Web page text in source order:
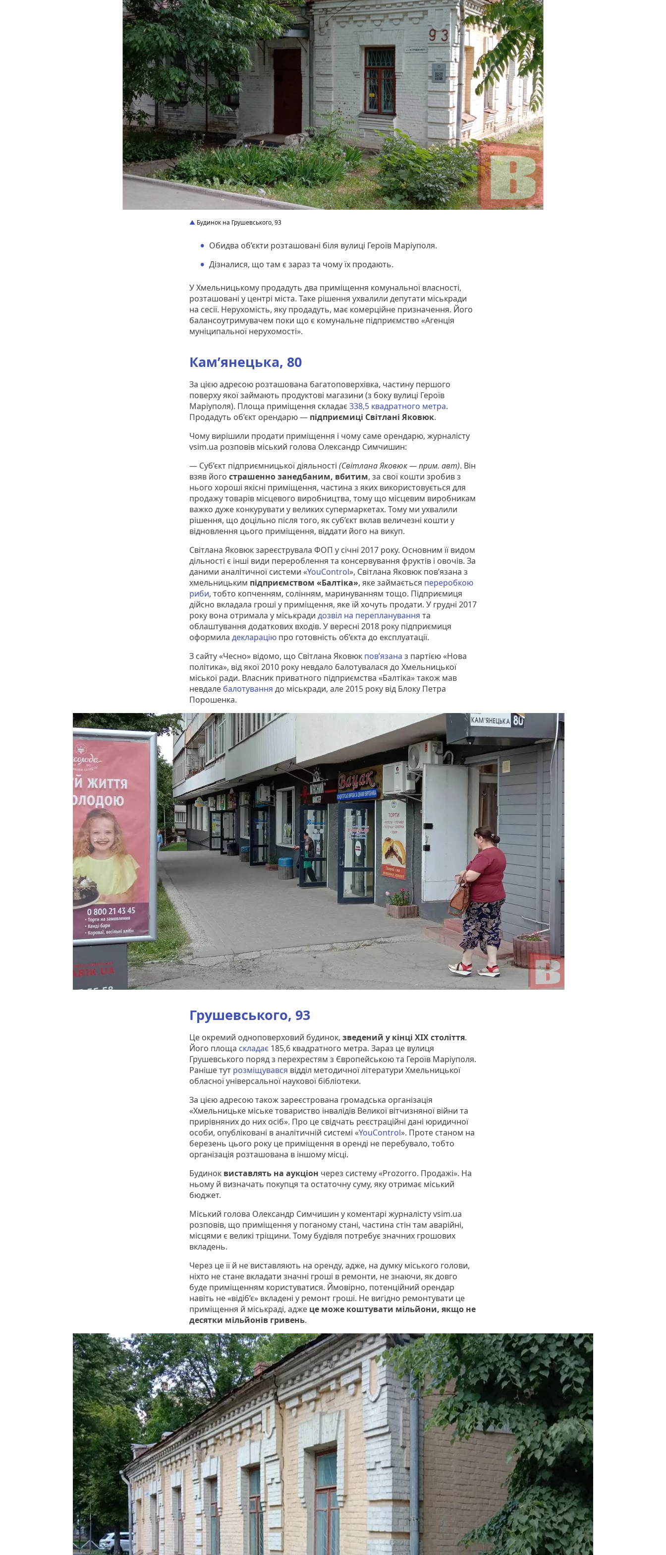
Будинок на Грушевського, 93
Обидва об’єкти розташовані біля вулиці Героїв Маріуполя.
Дізналися, що там є зараз та чому їх продають.
У Хмельницькому продадуть два приміщення комунальної власності,
розташовані у центрі міста. Таке рішення ухвалили депутати міськради
на сесії. Нерухомість, яку продадуть, має комерційне призначення. Його
балансоутримувачем поки що є комунальне підприємство «Агенція
муніципальної нерухомості».
Кам’янецька, 80
За цією адресою розташована багатоповерхівка, частину першого
поверху якої займають продуктові магазини (з боку вулиці Героїв
Маріуполя). Площа приміщення складає338,5 квадратного метра.
Продадуть об’єкт орендарю — підприємиці Світлані Яковюк.
Чому вирішили продати приміщення і чому саме орендарю, журналісту
vsim.ua розповів міський голова Олександр Симчишин:
— Суб’єкт підприємницької діяльності (Світлана Яковюк — прим. авт). Він
взяв його страшенно занедбаним, вбитим, за свої кошти зробив з
нього хороші якісні приміщення, частина з яких використовується для
продажу товарів місцевого виробництва, тому що місцевим виробникам
важко дуже конкурувати у великих супермаркетах. Тому ми ухвалили
рішення, що доцільно після того, як суб’єкт вклав величезні кошти у
відновлення цього приміщення, віддати його на викуп.
Світлана Яковюк зареєструвала ФОП у січні 2017 року. Основним її видом
дільності є інші види перероблення та консервування фруктів і овочів. За
даними аналітичної системи «YouControl», Світлана Яковюк пов’язана з
хмельницьким підприємством «Балтіка», яке займається переробкою
риби, тобто копченням, солінням, маринуванням тощо. Підприємиця
дійсно вкладала гроші у приміщення, яке їй хочуть продати. У грудні 2017
року вона отримала у міськради дозвіл на перепланування та
облаштування додаткових входів. У вересні 2018 року підприємиця
оформила декларацію про готовність об’єкта до експлуатації.
З сайту «Чесно» відомо, що Світлана Яковюк пов’язана з партією «Нова
політика», від якої 2010 року невдало балотувалася до Хмельницької
міської ради. Власник приватного підприємства «Балтіка» також мав
невдале балотування до міськради, але 2015 року від Блоку Петра
Порошенка.
Грушевського, 93
Це окремий одноповерховий будинок, зведений у кінці XIX століття.
Його площа складає 185,6 квадратного метра. Зараз це вулиця
Грушевського поряд з перехрестям з Європейською та Героїв Маріуполя.
Раніше тут розміщувався відділ методичної літератури Хмельницької
обласної універсальної наукової бібліотеки.
За цією адресою також зареєстрована громадська організація
«Хмельницьке міське товариство інвалідів Великої вітчизняної війни та
прирівняних до них осіб». Про це свідчать реєстраційні дані юридичної
особи, опубліковані в аналітичній системі «YouControl». Проте станом на
березень цього року це приміщення в оренді не перебувало, тобто
організація розташована в іншому місці.
Будинок виставлять на аукціон через систему «Prozorro. Продажі». На
ньому й визначать покупця та остаточну суму, яку отримає міський
бюджет.
Міський голова Олександр Симчишин у коментарі журналісту vsim.ua
розповів, що приміщення у поганому стані, частина стін там аварійні,
місцями є великі тріщини. Тому будівля потребує значних грошових
вкладень.
Через це її й не виставляють на оренду, адже, на думку міського голови,
ніхто не стане вкладати значні гроші в ремонти, не знаючи, як довго
буде приміщенням користуватися. Ймовірно, потенційний орендар
навіть не «відіб’є» вкладені у ремонт гроші. Не вигідно ремонтувати це
приміщення й міськраді, адже це може коштувати мільйони, якщо не
десятки мільйонів гривень.